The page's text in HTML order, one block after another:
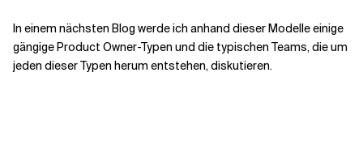
In einem nächsten Blog werde ich anhand dieser Modelle einige
gängige Product Owner-Typen und die typischen Teams, die um
jeden dieser Typen herum entstehen, diskutieren.